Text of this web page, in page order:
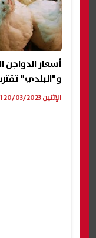
أسعار
و"البلدي" تقترب من 120
الإثنين 20/03/2023 11:51 ص